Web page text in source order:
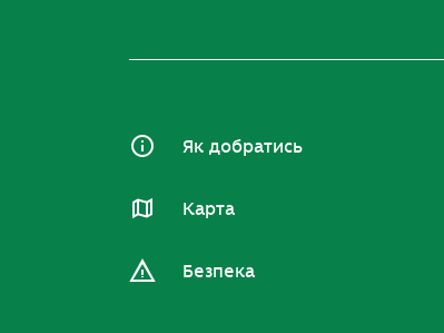
Як добратись
Карта
Безпека